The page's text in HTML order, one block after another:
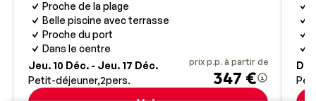
Proche de la plage
Belle piscine avec terrasse
Proche du port
Dans le centre
Jeu. 10 Déc. - Jeu. 17 Déc.
Petit-déjeuner 2pers.
prix p.p. à partir de
347 €